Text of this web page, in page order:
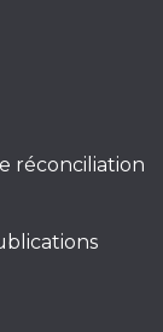
réconciliation